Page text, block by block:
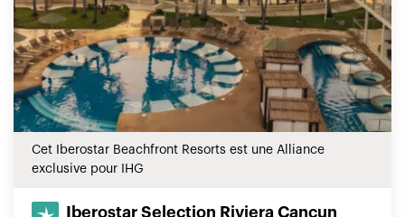
Cet Iberostar Beachfront Resorts est une Alliance
exclusive pour IHG
Iberostar Selection​ Riviera Cancun